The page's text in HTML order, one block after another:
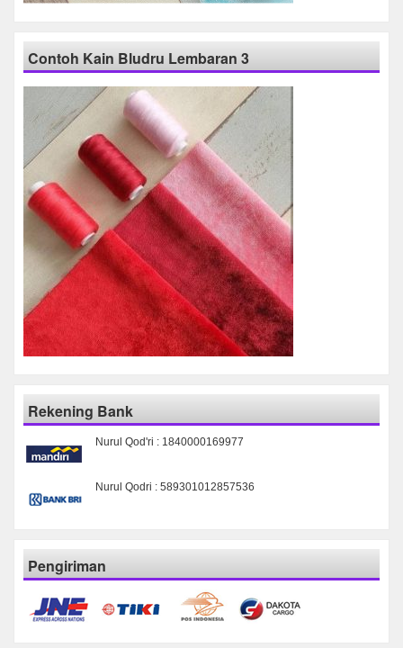
Contoh Kain Bludru Lembaran 3
Rekening Bank
Nurul Qod'ri : 1840000169977
Nurul Qodri : 589301012857536
Pengiriman